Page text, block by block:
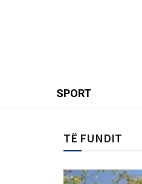
SPORT
TË FUNDIT